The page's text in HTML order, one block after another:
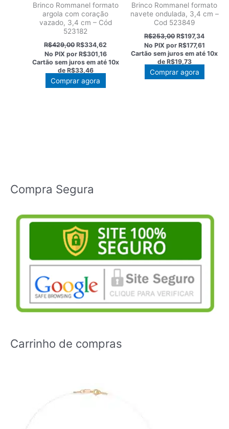
Brinco Rommanel formato
argola com coração
vazado, 3,4 cm – Cód
523182
R$429,00O
preço
original
era:
R$429,00.
R$334,62
atual
é:
No PIX por R$301,16
Cartão sem juros em até 10x
deR$33,46
Comprar agora
Brinco Rommanel formato
navete ondulada, 3,4 cm –
Cod 523849
R$253,00O
preço
original
era:
R$253,00.
R$197,34
preço
atual
é:
No PIX por R$177,61
Cartão sem juros em até10x
deR$19,73
Comprar agora
Compra Segura
Carrinho de compras